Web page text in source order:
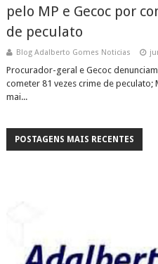
pelo MP e Gecoc por
de peculato
Blog Adalberto Gomes Noticias
Procurador-geral e Gecoc
cometer 81 vezes crime de peculato;
mai...
POSTAGENS MAIS RECENTES